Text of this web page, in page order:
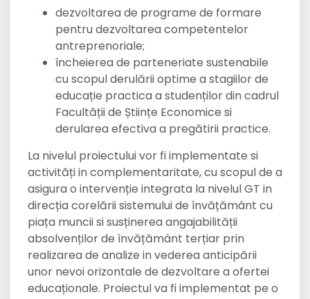
dezvoltarea de programe de formare
pentru dezvoltarea competentelor
antreprenoriale;
încheierea de parteneriate sustenabile
cu scopul derulării optime a stagiilor de
educație practica a studenților din cadrul
Facultății de Științe Economice si
derularea efectiva a pregătirii practice.
La nivelul proiectului vor fi implementate si
activități in complementaritate, cu scopul de a
asigura o intervenție integrata la nivelul GT in
direcția corelării sistemului de învățământ cu
piața muncii si susținerea angajabilității
absolvenților de învățământ terțiar prin
realizarea de analize in vederea anticipării
unor nevoi orizontale de dezvoltare a ofertei
educaționale. Proiectul va fi implementat pe o